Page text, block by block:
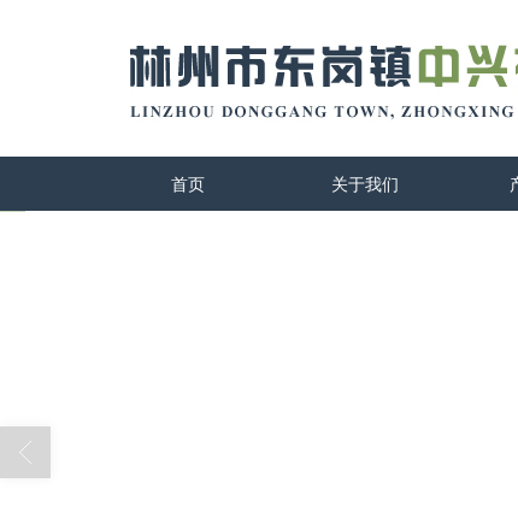
首页 关于我们